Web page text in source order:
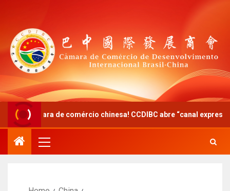
de comércio chinesa! CCDIBC abre “canal expresso” de